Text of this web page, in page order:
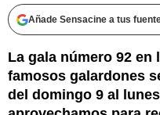
Añade Sensacine a tus
La gala número 92 en
famosos galardones
del domingo 9 al
20th